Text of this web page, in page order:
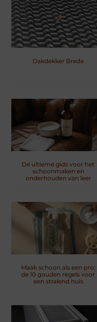
Dakdekker Breda
De ultieme gids voor het
schoonmaken en
onderhouden van leer
Maak schoon als een pro:
de 10 gouden regels voor
een stralend huis